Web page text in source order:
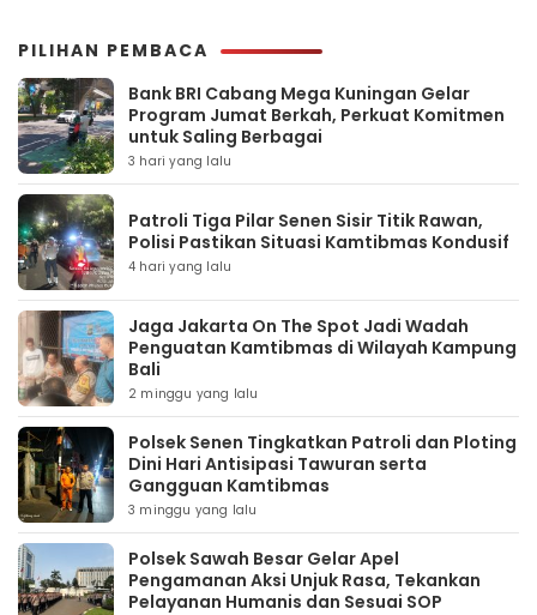
PILIHAN PEMBACA
Bank BRI Cabang Mega Kuningan Gelar
Program Jumat Berkah, Perkuat Komitmen
untuk Saling Berbagai
3 hari yang lalu
Patroli Tiga Pilar Senen Sisir Titik Rawan,
Polisi Pastikan Situasi Kamtibmas Kondusif
4 hari yang lalu
Jaga Jakarta On The Spot Jadi Wadah
Penguatan Kamtibmas di Wilayah Kampung
Bali
2 minggu yang lalu
Polsek Senen Tingkatkan Patroli dan Ploting
Dini Hari Antisipasi Tawuran serta
Gangguan Kamtibmas
3 minggu yang lalu
Polsek Sawah Besar Gelar Apel
Pengamanan Aksi Unjuk Rasa, Tekankan
Pelayanan Humanis dan Sesuai SOP